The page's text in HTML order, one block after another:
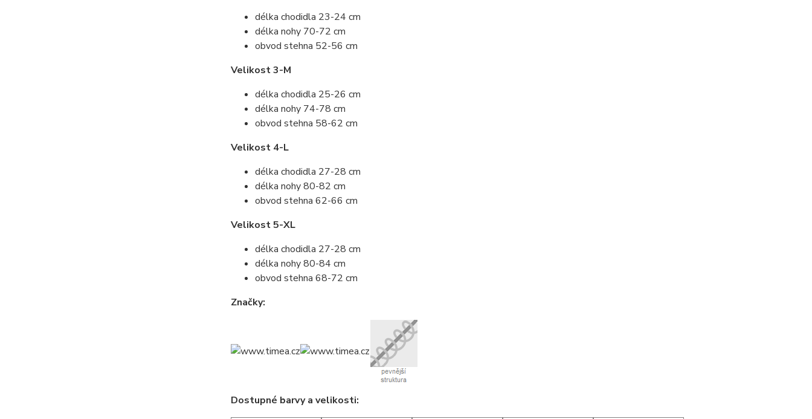
délka chodidla 23-24 cm
délka nohy 70-72 cm
obvod stehna 52-56 cm
Velikost 3-M
délka chodidla 25-26 cm
délka nohy 74-78 cm
obvod stehna 58-62 cm
Velikost 4-L
délka chodidla 27-28 cm
délka nohy 80-82 cm
obvod stehna 62-66 cm
Velikost 5-XL
délka chodidla 27-28 cm
délka nohy 80-84 cm
obvod stehna 68-72 cm
Značky:
Dostupné barvy a velikosti: